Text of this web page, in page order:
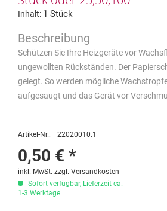
Inhalt: 1 Stück
Schützen Sie Ihre Heizgeräte vor
ungewollten Rückständen. Der
gelegt. So werden mögliche
aufgesaugt und das Gerät vor
Artikel-Nr.: 22020010.1
0,50 € *
inkl. MwSt. zzgl. Versandkosten
Sofort verfügbar, Lieferzeit ca.
1-3 Werktage